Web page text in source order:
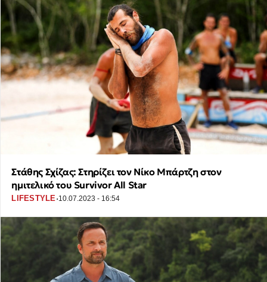
Στάθης Σχίζας: Στηρίζει τον Νίκο Μπάρτζη στον
ημιτελικό του Survivor All Star
LIFESTYLE·10.07.2023 - 16:54